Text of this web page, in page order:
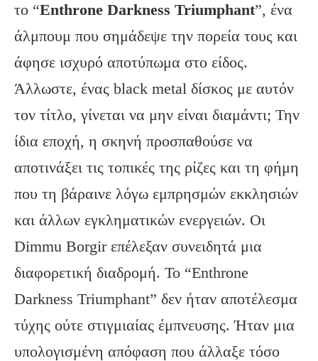
το “Enthrone Darkness Triumphant”, ένα
άλμπουμ που σημάδεψε την πορεία τους και
άφησε ισχυρό αποτύπωμα στο είδος.
Άλλωστε, ένας black metal δίσκος με αυτόν
τον τίτλο, γίνεται να μην είναι διαμάντι; Την
ίδια εποχή, η σκηνή προσπαθούσε να
αποτινάξει τις τοπικές της ρίζες και τη φήμη
που τη βάραινε λόγω εμπρησμών εκκλησιών
και άλλων εγκληματικών ενεργειών. Οι
Dimmu Borgir επέλεξαν συνειδητά μια
διαφορετική διαδρομή. Το “Enthrone
Darkness Triumphant” δεν ήταν αποτέλεσμα
τύχης ούτε στιγμιαίας έμπνευσης. Ήταν μια
υπολογισμένη απόφαση που άλλαξε τόσο